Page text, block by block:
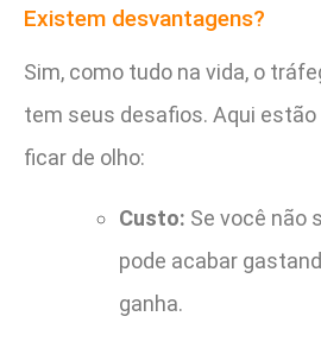
Existem desvantagens?
Sim, como tudo na vida, o
tem seus desafios. Aqui
ficar de olho:
Custo: Se você não
pode acabar
ganha.